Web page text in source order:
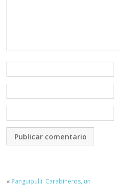
« Panguipulli: Carabineros, un